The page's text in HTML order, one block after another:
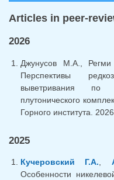
Articles in peer-
2026
Джунусов М.А.,
Перспективы
выветривания по
плутонического
Горного института.
2025
Кучеровский Г.А.,
Особенности